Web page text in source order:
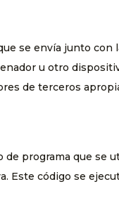
se envía junto con
u otro
de terceros
programa que se
Este código se